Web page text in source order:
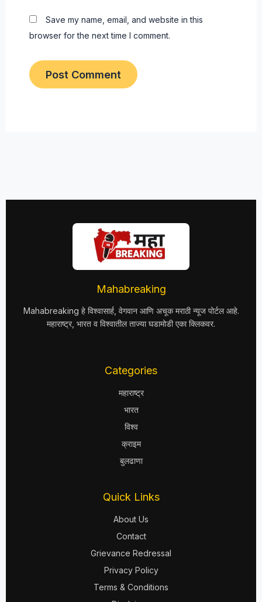
Save my name, email, and website in this
browser for the next time I comment.
Mahabreaking
Mahabreaking हे विश्वासार्ह, वेगवान आणि अचूक मराठी न्यूज पोर्टल आहे.
महाराष्ट्र, भारत व विश्वातील ताज्या घडामोडी एका क्लिकवर.
Categories
महाराष्ट्र
भारत
विश्व
क्राइम
बुलढाणा
Quick Links
About Us
Contact
Grievance Redressal
Privacy Policy
Terms & Conditions